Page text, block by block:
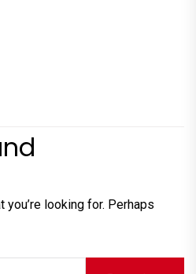
you’re looking for. Perhaps